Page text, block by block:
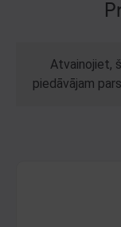
Atvainojiet,
piedāvājam